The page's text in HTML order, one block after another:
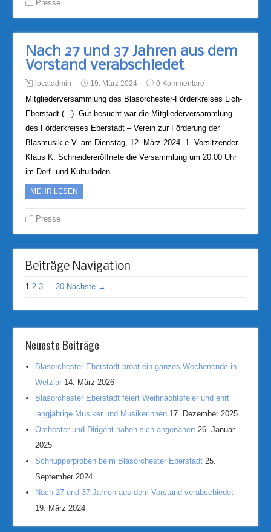
Presse
Nach 27 und 37 Jahren aus dem
Vorstand verabschiedet
localadmin 19. März 2024 0 Kommentare
Mitgliederversammlung des Blasorchester-Förderkreises Lich-
Eberstadt ( ). Gut besucht war die Mitgliederversammlung
des Förderkreises Eberstadt – Verein zur Förderung der
Blasmusik e.V. am Dienstag, 12. März 2024. 1. Vorsitzender
Klaus K. Schneidereröffnete die Versammlung um 20:00 Uhr
im Dorf- und Kulturladen…
MEHR LESEN
Presse
Beiträge Navigation
1 2 3 20 Nächste →
Neueste Beiträge
Blasorchester Eberstadt probt ein ganzes Wochenende in
Wetzlar 14. März 2026
Blasorchester Eberstadt feiert Weihnachtsfeier und ehrt
langjährige Musiker und Musikerinnen 17. Dezember 2025
Orchester und Dirigent haben sich angenähert 26. Januar
2025
Schnupperproben beim Blasorchester Eberstadt 25.
September 2024
Nach 27 und 37 Jahren aus dem Vorstand verabschiedet
19. März 2024